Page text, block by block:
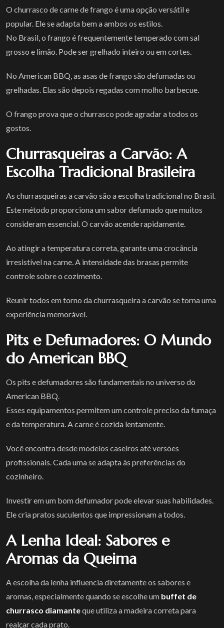
O churrasco de carne de frango é uma opção versátil e
popular. Ele se adapta bem a ambos os estilos.
No Brasil, o frango é frequentemente temperado com sal
grosso e limão. Pode ser grelhado inteiro ou em cortes.
No American BBQ, as asas de frango são defumadas ou
grelhadas. Elas são depois regadas com molho barbecue.
O frango prova que o churrasco pode agradar a todos os
gostos.
Churrasqueiras a Carvão: A
Escolha Tradicional Brasileira
As churrasqueiras a carvão são a escolha tradicional no Brasil.
Este método proporciona um sabor defumado que muitos
consideram essencial. O carvão acende rapidamente.
Ao atingir a temperatura correta, garante uma crocância
irresistível na carne. A intensidade das brasas permite
controle sobre o cozimento.
Reunir todos em torno da churrasqueira a carvão se torna uma
experiência memorável.
Pits e Defumadores: O Mundo
do American BBQ
Os pits e defumadores são fundamentais no universo do
American BBQ.
Esses equipamentos permitem um controle preciso da fumaça
e da temperatura. A carne é cozida lentamente.
Você encontra desde modelos caseiros até versões
profissionais. Cada uma se adapta às preferências do
cozinheiro.
Investir em um bom defumador pode elevar suas habilidades.
Ele cria pratos suculentos que impressionam a todos.
A Lenha Ideal: Sabores e
Aromas da Queima
A escolha da lenha influencia diretamente os sabores e
aromas, especialmente quando se escolhe um buffet de
churrasco diamanteque utiliza a madeira correta para
realçar cada prato.